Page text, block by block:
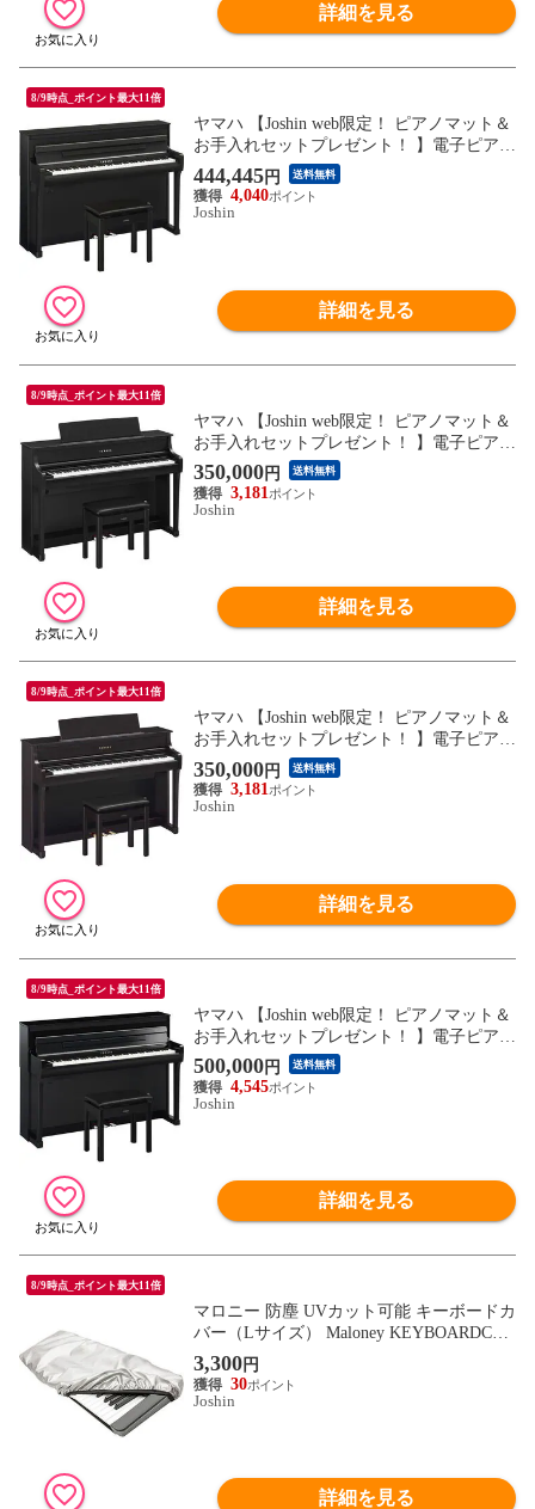
詳細を見る
8/9時点_ポイント最大11倍
ヤマハ 【Joshin web限定！ ピアノマット＆
お手入れセットプレゼント！ 】電子ピアノ
(ブラックウッド調)【高低自在椅子＆ヘッ
ドホン＆ソングブック付き】 YAMAHA Cla
vinova(クラビノーバ) CLP-885-B 【返品種
444,445円 送料無料
4,040
Joshin
詳細を見る
8/9時点_ポイント最大11倍
ヤマハ 【Joshin web限定！ ピアノマット＆
お手入れセットプレゼント！ 】電子ピアノ
(ブラックウッド調)【高低自在椅子＆ヘッ
ドホン＆ソングブック付き】 YAMAHA Cla
vinova(クラビノーバ) CLP-875-B 【返品種
350,000円 送料無料
3,181
Joshin
詳細を見る
8/9時点_ポイント最大11倍
ヤマハ 【Joshin web限定！ ピアノマット＆
お手入れセットプレゼント！ 】電子ピアノ
(ニューダークローズウッド調)【高低自在
椅子＆ヘッドホン＆ソングブック付き】 Y
AMAHA Clavinova(クラビノーバ) CLP-875-
350,000円 送料無料
3,181
Joshin
詳細を見る
8/9時点_ポイント最大11倍
ヤマハ 【Joshin web限定！ ピアノマット＆
お手入れセットプレゼント！ 】電子ピアノ
(黒鏡面艶出し)【高低自在椅子＆ヘッドホ
ン＆ソングブック付き】 YAMAHA Clavino
va(クラビノーバ) CLP-885-PE 【返品種別
500,000円 送料無料
4,545
Joshin
詳細を見る
8/9時点_ポイント最大11倍
マロニー 防塵 UVカット可能 キーボードカ
バー（Lサイズ） Maloney KEYBOARDCOV
ER-L 【返品種別A】
3,300円
30
Joshin
詳細を見る